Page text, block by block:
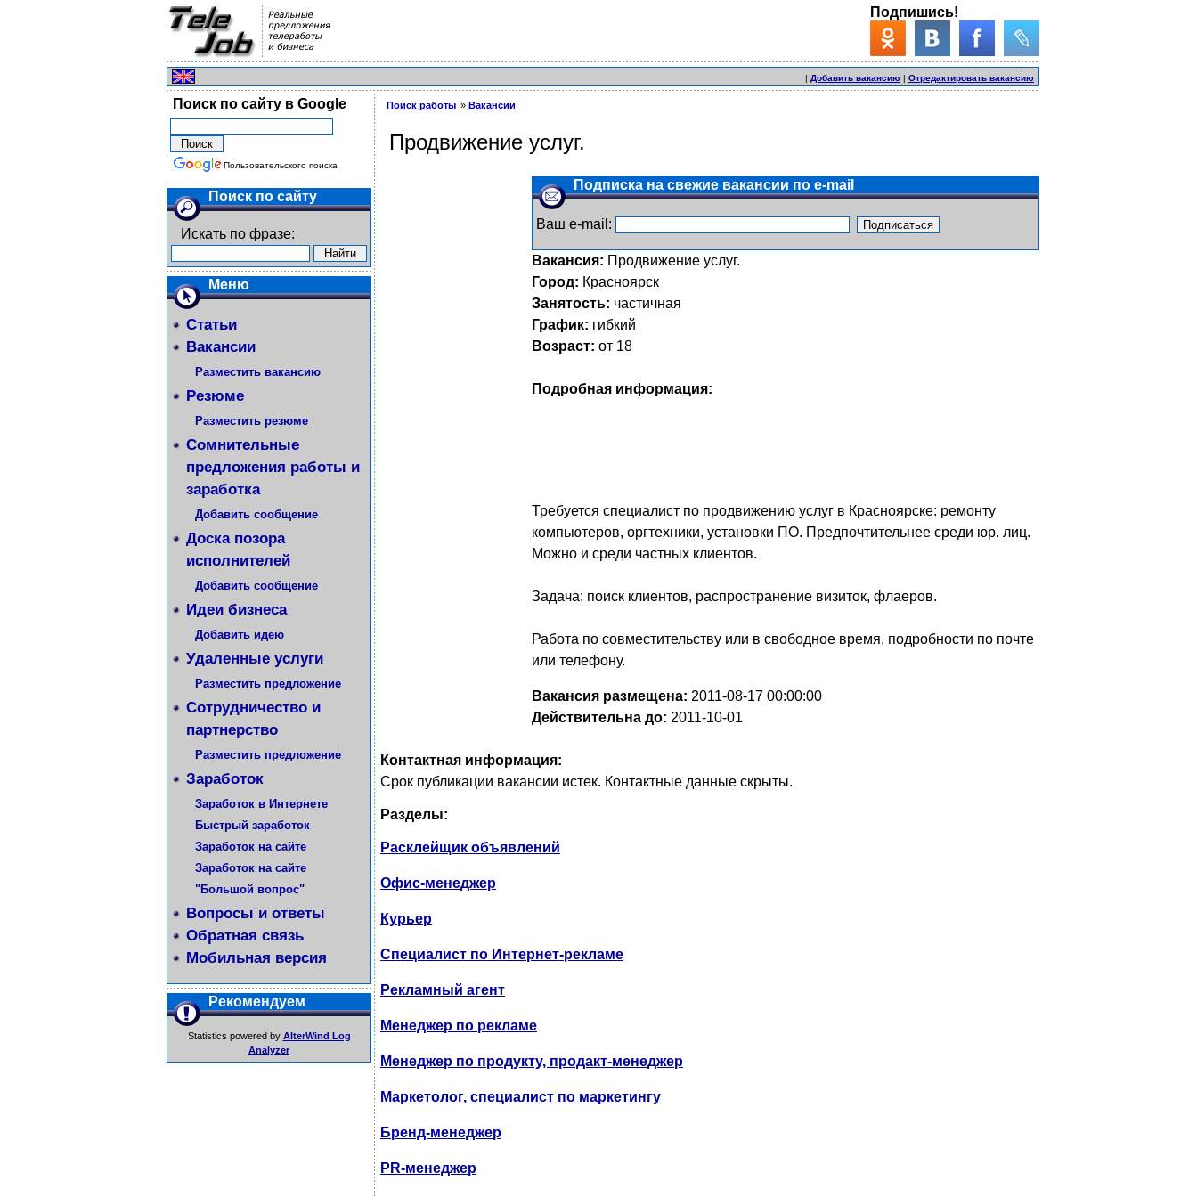
Подпишись!
| Добавить вакансию | Отредактировать вакансию
Поиск по сайту в Google
Пользовательского поиска
Поиск по сайту
Искать по фразе:
Меню
Статьи
Вакансии
Разместить вакансию
Резюме
Разместить резюме
Сомнительные
предложения работы и
заработка
Добавить сообщение
Доска позора
исполнителей
Добавить сообщение
Идеи бизнеса
Добавить идею
Удаленные услуги
Разместить предложение
Сотрудничество и
партнерство
Разместить предложение
Заработок
Заработок в Интернете
Быстрый заработок
Заработок на сайте
Заработок на сайте
"Большой вопрос"
Вопросы и ответы
Обратная связь
Мобильная версия
Рекомендуем
Statistics powered by AlterWind Log
Analyzer
Поиск работы Вакансии
Продвижение услуг.
Подписка на свежие вакансии по e-mail
Ваш e-mail:
Вакансия: Продвижение услуг.
Город: Красноярск
Занятость: частичная
График: гибкий
Возраст: от 18
Подробная информация:
Требуется специалист по продвижению услуг в Красноярске: ремонту
компьютеров, оргтехники, установки ПО. Предпочтительнее среди юр. лиц.
Можно и среди частных клиентов.
Задача: поиск клиентов, распространение визиток, флаеров.
Работа по совместительству или в свободное время, подробности по почте
или телефону.
Вакансия размещена: 2011-08-17 00:00:00
Действительна до: 2011-10-01
Контактная информация:
Срок публикации вакансии истек. Контактные данные скрыты.
Разделы:
Расклейщик объявлений
Офис-менеджер
Курьер
Специалист по Интернет-рекламе
Рекламный агент
Менеджер по рекламе
Менеджер по продукту, продакт-менеджер
Маркетолог, специалист по маркетингу
Бренд-менеджер
PR-менеджер